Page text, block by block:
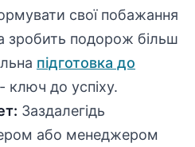
свої побажання
подорож більш
підготовка до
- ключ до успіху.
Заздалегідь
або менеджером